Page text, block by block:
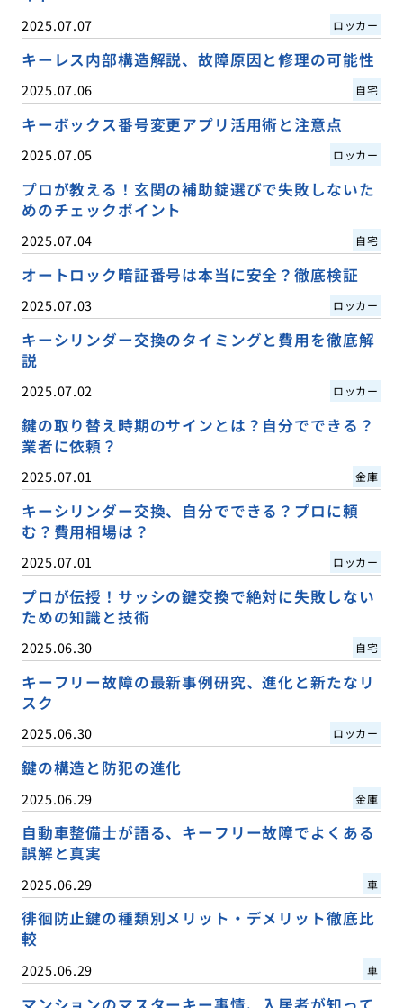
2025.07.07 ロッカー
キーレス内部構造解説、故障原因と修理の可能性
2025.07.06 自宅
キーボックス番号変更アプリ活用術と注意点
2025.07.05 ロッカー
プロが教える！玄関の補助錠選びで失敗しないた
めのチェックポイント
2025.07.04 自宅
オートロック暗証番号は本当に安全？徹底検証
2025.07.03 ロッカー
キーシリンダー交換のタイミングと費用を徹底解
説
2025.07.02 ロッカー
鍵の取り替え時期のサインとは？自分でできる？
業者に依頼？
2025.07.01 金庫
キーシリンダー交換、自分でできる？プロに頼
む？費用相場は？
2025.07.01 ロッカー
プロが伝授！サッシの鍵交換で絶対に失敗しない
ための知識と技術
2025.06.30 自宅
キーフリー故障の最新事例研究、進化と新たなリ
スク
2025.06.30 ロッカー
鍵の構造と防犯の進化
2025.06.29 金庫
自動車整備士が語る、キーフリー故障でよくある
誤解と真実
2025.06.29 車
徘徊防止鍵の種類別メリット・デメリット徹底比
較
2025.06.29 車